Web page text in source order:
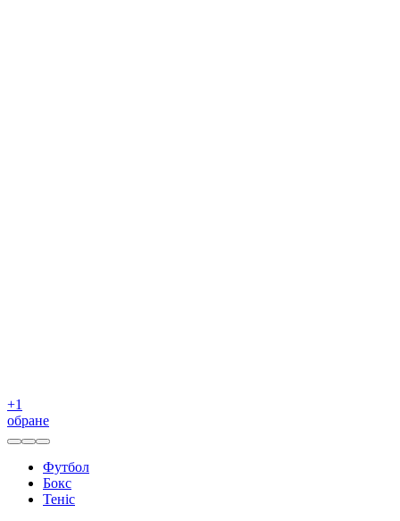
+1
обране
Футбол
Бокс
Теніс